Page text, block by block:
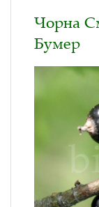
Чорна
Бумер